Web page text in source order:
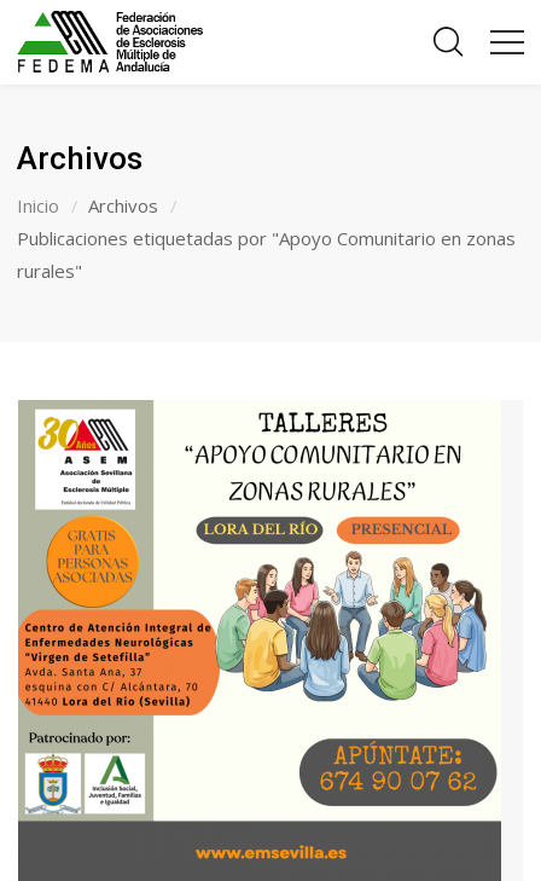
Archivos
Inicio
Archivos
Publicaciones etiquetadas por "Apoyo Comunitario en zonas
rurales"